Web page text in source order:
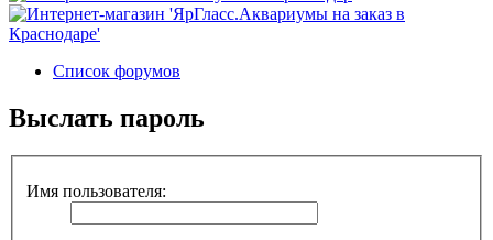
Список форумов
Выслать пароль
Имя пользователя: